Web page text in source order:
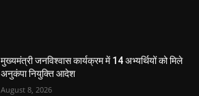
मुख्यमंत्री जनविश्वास कार्यक्रम में 14 अभ्यर्थियों को मिले
अनुकंपा नियुक्ति आदेश
August 8, 2026